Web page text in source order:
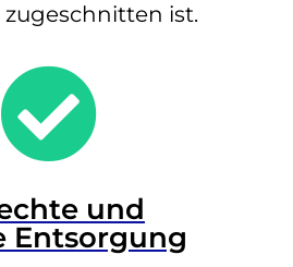
ist.

und
Entsorgung